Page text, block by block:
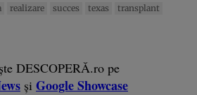
realizare succes texas
transplant
DESCOPERĂ.ro pe
și Google Showcase